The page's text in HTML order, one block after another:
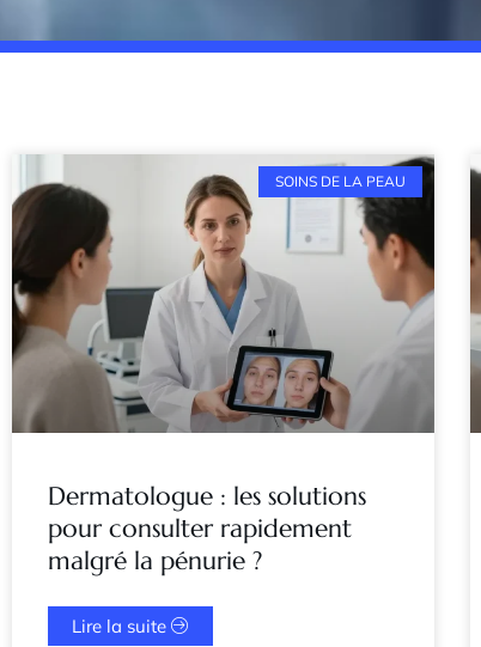
SOINS DE LA PEAU
Dermatologue : les solutions
pour consulter rapidement
malgré la pénurie ?
Lire la suite